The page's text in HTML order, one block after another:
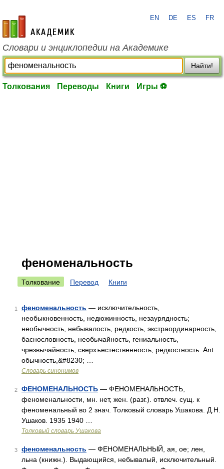
academic.ru
EN DE ES FR
Словари и энциклопедии на Академике
Найти!
Толкования Переводы Книги Игры ⚽
феноменальность
Толкование Перевод Книги
1 феноменальность — исключительность,
необыкновенность, недюжинность, незаурядность;
необычность, небывалость, редкость, экстраординарность,
баснословность, необычайность, гениальность,
чрезвычайность, сверхъестественность, редкостность. Ant.
обычность,&#8230; …
Словарь синонимов
2 ФЕНОМЕНАЛЬНОСТЬ — ФЕНОМЕНАЛЬНОСТЬ,
феноменальности, мн. нет, жен. (разг.). отвлеч. сущ. к
феноменальный во 2 знач. Толковый словарь Ушакова. Д.Н.
Ушаков. 1935 1940 …
Толковый словарь Ушакова
3 феноменальность — ФЕНОМЕНАЛЬНЫЙ, ая, ое; лен,
льна (книжн.). Выдающийся, небывалый, исключительный.